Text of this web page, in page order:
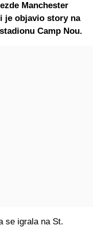
Manchester
je objavio story na
Camp Nou.
se igrala na St.